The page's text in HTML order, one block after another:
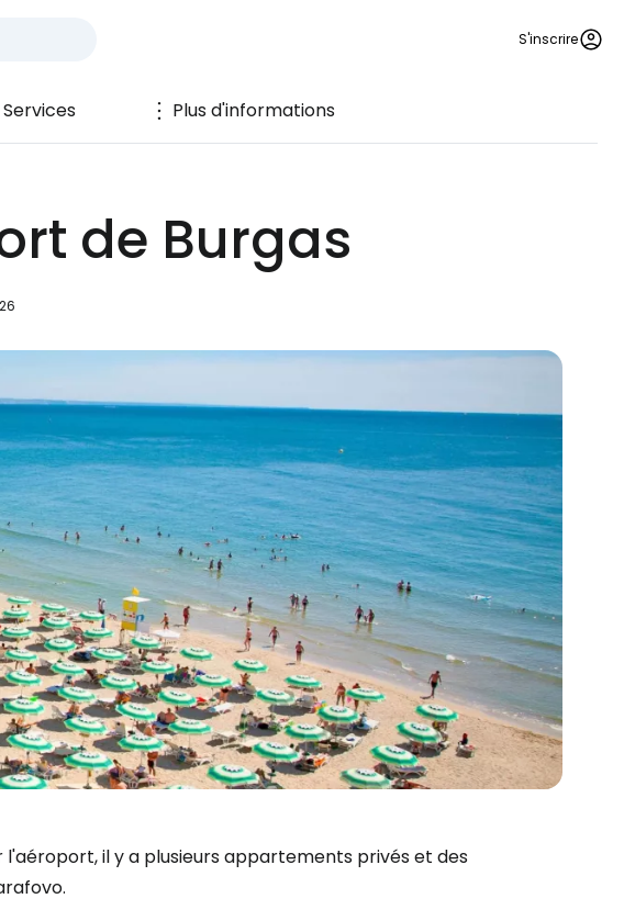
S'inscrire
Services Plus d'informations
de Burgas
il y a plusieurs appartements privés et des
à Cestee
des voyageurs